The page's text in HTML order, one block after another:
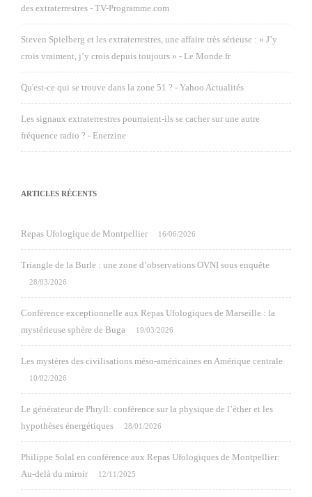
des extraterrestres - TV-Programme.com
Steven Spielberg et les extraterrestres, une affaire très sérieuse : « J’y
crois vraiment, j’y crois depuis toujours » - Le Monde.fr
Qu'est-ce qui se trouve dans la zone 51 ? - Yahoo Actualités
Les signaux extraterrestres pourraient-ils se cacher sur une autre
fréquence radio ? - Enerzine
ARTICLES RÉCENTS
Repas Ufologique de Montpellier 16/06/2026
Triangle de la Burle : une zone d’observations OVNI sous enquête
28/03/2026
Conférence exceptionnelle aux Repas Ufologiques de Marseille : la
mystérieuse sphère de Buga
19/03/2026
Les mystères des civilisations méso-américaines en Amérique centrale
10/02/2026
Le générateur de Phryll: conférence sur la physique de l’éther et les
hypothèses énergétiques
28/01/2026
Philippe Solal en conférence aux Repas Ufologiques de Montpellier:
Au-delà du miroir
12/11/2025